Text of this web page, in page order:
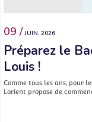
09 / JUIN. 2026
Préparez le
Louis !
Comme tous les ans, pour
Lorient propose de